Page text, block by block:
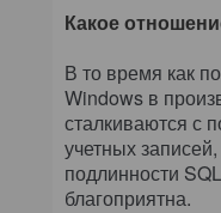
Какое
В то время как
Windows в
сталкиваются с
учетных
подлинности
благоприятна.